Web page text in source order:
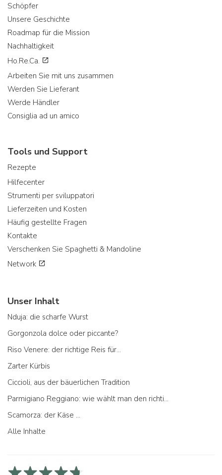
Schöpfer
Unsere Geschichte
Roadmap für die Mission
Nachhaltigkeit
Ho.Re.Ca.
Arbeiten Sie mit uns zusammen
Werden Sie Lieferant
Werde Händler
Consiglia ad un amico
Tools und Support
Rezepte
Hilfecenter
Strumenti per sviluppatori
Lieferzeiten und Kosten
Häufig gestellte Fragen
Kontakte
Verschenken Sie Spaghetti & Mandoline
Network
Unser Inhalt
Nduja: die scharfe Wurst
Gorgonzola dolce oder piccante?
Riso Venere: der richtige Reis für...
Zarter Kürbis
Ciccioli, aus der bäuerlichen Tradition
Parmigiano Reggiano: wie wählt man den richtigen aus
Scamorza: der Käse ...
Alle Inhalte